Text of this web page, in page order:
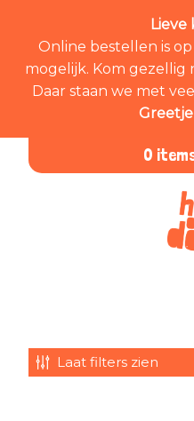
Lieve
Online bestellen is
mogelijk. Kom gezellig
Daar staan we met
Greetje
0
Laat filters zien